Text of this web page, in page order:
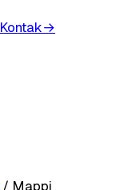
Kontak→
/ Mappi